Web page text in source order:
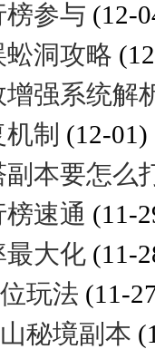
榜参与 (12-
蚣洞攻略
增强系统解
制 (12-01)
副本要怎么
速通 (11-
最大化 (11-
玩法 (11-
秘境副本